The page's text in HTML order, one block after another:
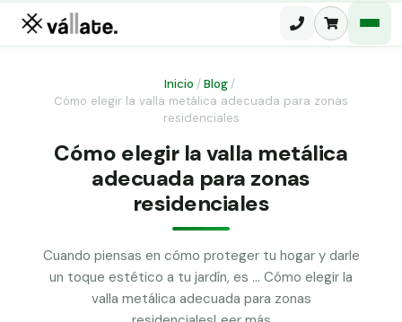
Malla electrosoldada
Malla ganadera
Malla simple torsión
Malla triple torsión
Panel malla H.
Puerta abatible dos hojas
Puerta acceso peatonal
Poste malla simple torsión
Alambre de espino galvanizado
Inicio /Blog /
Cómo elegir la valla metálica adecuada para zonas
residenciales
Cómo elegir la valla metálica
adecuada para zonas
residenciales
Cuando piensas en cómo proteger tu hogar y darle
un toque estético a tu jardín, es … Cómo elegir la
valla metálica adecuada para zonas